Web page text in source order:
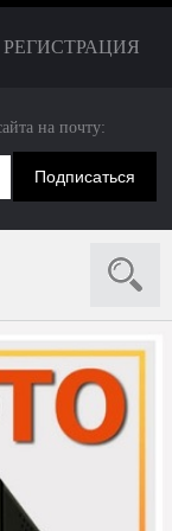
РЕГИСТРАЦИЯ
на почту: